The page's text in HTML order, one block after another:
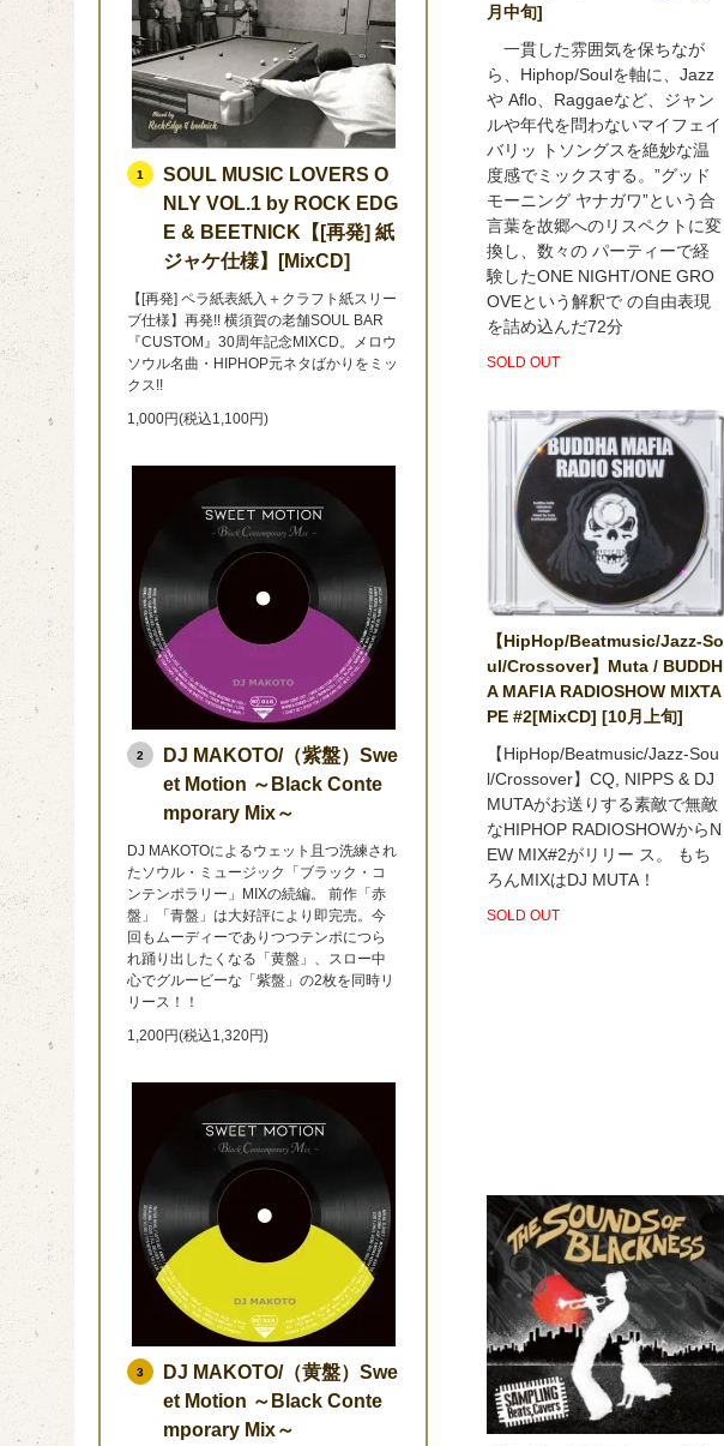
月中旬]
一貫した雰囲気を保ちなが
ら、Hiphop/Soulを軸に、Jazz
や Aflo、Raggaeなど、ジャン
ルや年代を問わないマイフェイ
バリッ トソングスを絶妙な温
度感でミックスする。”グッド
モーニング ヤナガワ”という合
言葉を故郷へのリスペクトに変
換し、数々の パーティーで経
験したONE NIGHT/ONE GRO
OVEという解釈で の自由表現
を詰め込んだ72分
SOLD OUT
【HipHop/Beatmusic/Jazz-So
ul/Crossover】Muta / BUDDH
A MAFIA RADIOSHOW MIXTA
PE #2[MixCD] [10月上旬]
【HipHop/Beatmusic/Jazz-Sou
l/Crossover】CQ, NIPPS & DJ
MUTAがお送りする素敵で無敵
なHIPHOP RADIOSHOWからN
EW MIX#2がリリー ス。 もち
ろんMIXはDJ MUTA！
SOLD OUT
1
SOUL MUSIC LOVERS O
NLY VOL.1 by ROCK EDG
E & BEETNICK【[再発] 紙
ジャケ仕様】[MixCD]
【[再発] ペラ紙表紙入＋クラフト紙スリー
ブ仕様】再発!! 横須賀の老舗SOUL BAR
『CUSTOM』30周年記念MIXCD。メロウ
ソウル名曲・HIPHOP元ネタばかりをミッ
クス!!
1,000円(税込1,100円)
2
DJ MAKOTO/（紫盤）Swe
et Motion ～Black Conte
mporary Mix～
DJ MAKOTOによるウェット且つ洗練され
たソウル・ミュージック「ブラック・コ
ンテンポラリー」MIXの続編。 前作「赤
盤」「青盤」は大好評により即完売。今
回もムーディーでありつつテンポにつら
れ踊り出したくなる「黄盤」、スロー中
心でグルービーな「紫盤」の2枚を同時リ
リース！！
1,200円(税込1,320円)
3
DJ MAKOTO/（黄盤）Swe
et Motion ～Black Conte
mporary Mix～